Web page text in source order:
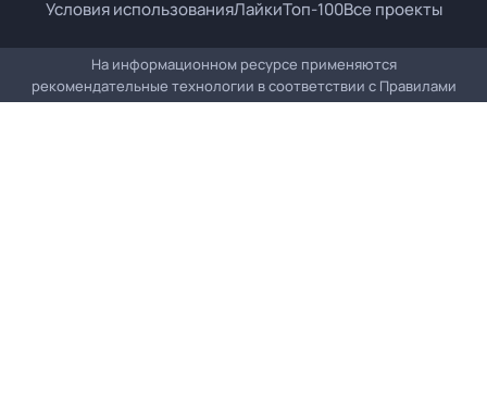
Условия использованияЛайкиТоп-100Все проекты
На информационном ресурсе применяются
рекомендательные технологии в соответствии с Правилами